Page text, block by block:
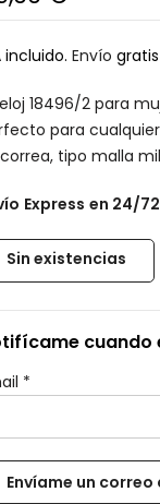
incluido. Envío
18496/2 para
para
tipo malla
Express en 24/
Sin existencias
cuando
*